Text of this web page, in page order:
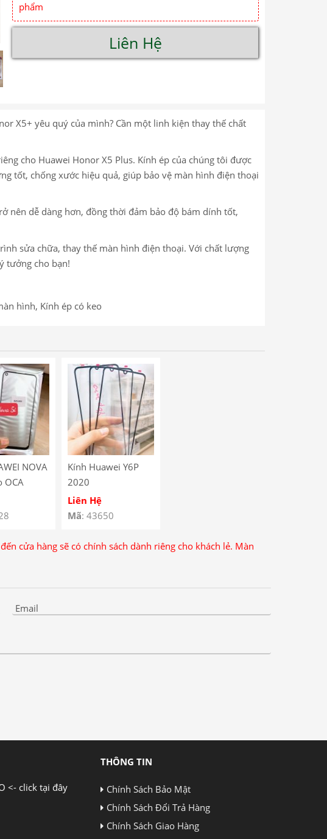
phẩm
Liên Hệ
X5+ yêu quý của mình? Cần một linh kiện thay thế chất
cho Huawei Honor X5 Plus. Kính ép của chúng tôi được
tốt, chống xước hiệu quả, giúp bảo vệ màn hình điện thoại
nên dễ dàng hơn, đồng thời đảm bảo độ bám dính tốt,
sửa chữa, thay thế màn hình điện thoại. Với chất lượng
tưởng cho bạn!
hình, Kính ép có keo
NOVA
OCA
Kính Huawei Y6P
2020
Liên Hệ
Mã: 43650
cửa hàng sẽ có chính sách dành riêng cho khách lẻ. Màn
Email
<- click tại đây
THÔNG TIN
Chính Sách Bảo Mật
Chính Sách Đổi Trả Hàng
Chính Sách Giao Hàng